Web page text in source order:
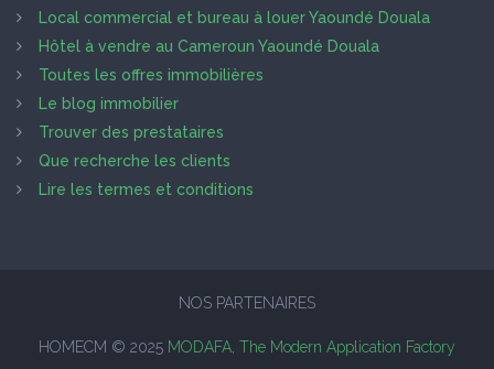
Local commercial et bureau à louer Yaoundé Douala
Hôtel à vendre au Cameroun Yaoundé Douala
Toutes les offres immobilières
Le blog immobilier
Trouver des prestataires
Que recherche les clients
Lire les termes et conditions
NOS PARTENAIRES
HOMECM © 2025 MODAFA, The Modern Application Factory